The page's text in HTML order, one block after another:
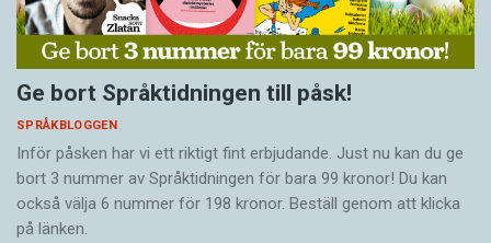
Ge bort Språktidningen till påsk!
SPRÅKBLOGGEN
Inför påsken har vi ett riktigt fint erbjudande. Just nu kan du ge
bort 3 nummer av Språktidningen för bara 99 kronor! Du kan
också välja 6 nummer för 198 kronor. Beställ genom att klicka
på länken.